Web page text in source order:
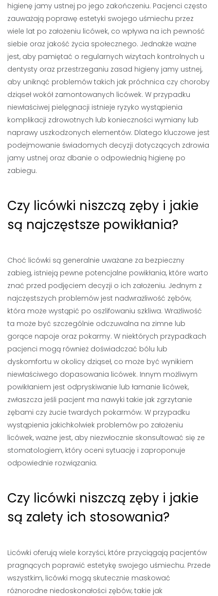
higienę jamy ustnej po jego zakończeniu. Pacjenci często
zauważają poprawę estetyki swojego uśmiechu przez
wiele lat po założeniu licówek, co wpływa na ich pewność
siebie oraz jakość życia społecznego. Jednakże ważne
jest, aby pamiętać o regularnych wizytach kontrolnych u
dentysty oraz przestrzeganiu zasad higieny jamy ustnej,
aby uniknąć problemów takich jak próchnica czy choroby
dziąseł wokół zamontowanych licówek. W przypadku
niewłaściwej pielęgnacji istnieje ryzyko wystąpienia
komplikacji zdrowotnych lub konieczności wymiany lub
naprawy uszkodzonych elementów. Dlatego kluczowe jest
podejmowanie świadomych decyzji dotyczących zdrowia
jamy ustnej oraz dbanie o odpowiednią higienę po
zabiegu.
Czy licówki niszczą zęby i jakie
są najczęstsze powikłania?
Choć licówki są generalnie uważane za bezpieczny
zabieg, istnieją pewne potencjalne powikłania, które warto
znać przed podjęciem decyzji o ich założeniu. Jednym z
najczęstszych problemów jest nadwrażliwość zębów,
która może wystąpić po oszlifowaniu szkliwa. Wrażliwość
ta może być szczególnie odczuwalna na zimne lub
gorące napoje oraz pokarmy. W niektórych przypadkach
pacjenci mogą również doświadczać bólu lub
dyskomfortu w okolicy dziąseł, co może być wynikiem
niewłaściwego dopasowania licówek. Innym możliwym
powikłaniem jest odpryskiwanie lub łamanie licówek,
zwłaszcza jeśli pacjent ma nawyki takie jak zgrzytanie
zębami czy żucie twardych pokarmów. W przypadku
wystąpienia jakichkolwiek problemów po założeniu
licówek, ważne jest, aby niezwłocznie skonsultować się ze
stomatologiem, który oceni sytuację i zaproponuje
odpowiednie rozwiązania.
Czy licówki niszczą zęby i jakie
są zalety ich stosowania?
Licówki oferują wiele korzyści, które przyciągają pacjentów
pragnących poprawić estetykę swojego uśmiechu. Przede
wszystkim, licówki mogą skutecznie maskować
różnorodne niedoskonałości zębów, takie jak